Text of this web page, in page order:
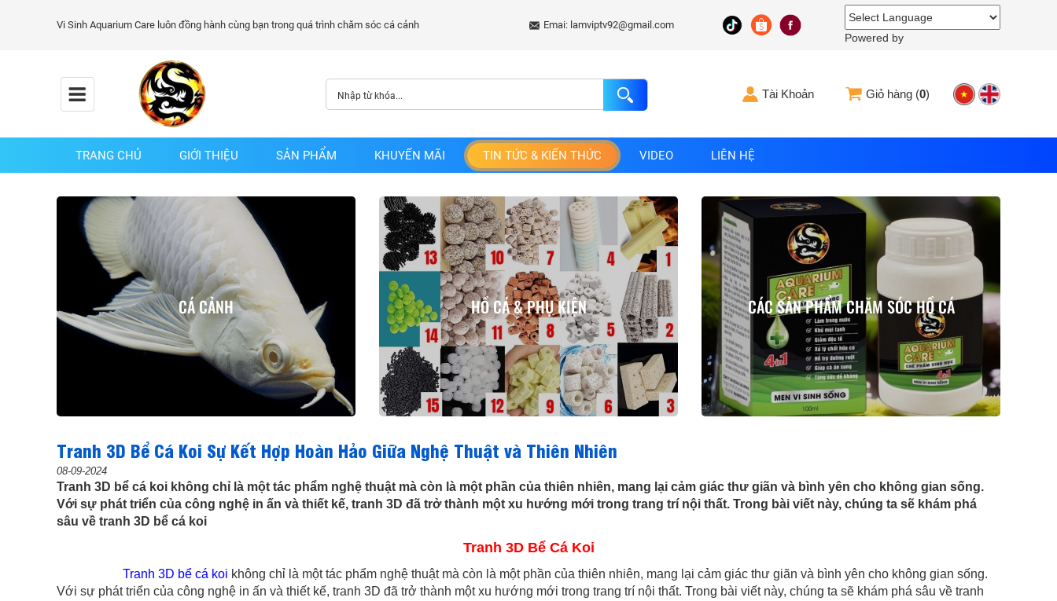
Emai: lamviptv92@gmail.com
Powered by
Tài Khoản Giỏ hàng (0)
TRANG CHỦ GIỚI THIỆU SẢN PHẨM KHUYẾN MÃI TIN TỨC & KIẾN THỨC VIDEO LIÊN HỆ
CÁ CẢNH HỒ CÁ & PHỤ KIỆN CÁC SẢN PHẨM CHĂM SÓC HỒ CÁ
Tranh 3D Bể Cá Koi Sự Kết Hợp Hoàn Hảo Giữa Nghệ Thuật và Thiên Nhiên
08-09-2024
Tranh 3D bể cá koi không chỉ là một tác phẩm nghệ thuật mà còn là một phần của thiên nhiên, mang lại cảm giác thư giãn và bình yên cho không gian sống.
Với sự phát triển của công nghệ in ấn và thiết kế, tranh 3D đã trở thành một xu hướng mới trong trang trí nội thất. Trong bài viết này, chúng ta sẽ khám phá
sâu về tranh 3D bể cá koi
Tranh 3D Bể Cá Koi
Tranh 3D bể cá koi không chỉ là một tác phẩm nghệ thuật mà còn là một phần của thiên nhiên, mang lại cảm giác thư giãn và bình yên cho không gian sống.
Với sự phát triển của công nghệ in ấn và thiết kế, tranh 3D đã trở thành một xu hướng mới trong trang trí nội thất. Trong bài viết này, chúng ta sẽ khám phá sâu về tranh